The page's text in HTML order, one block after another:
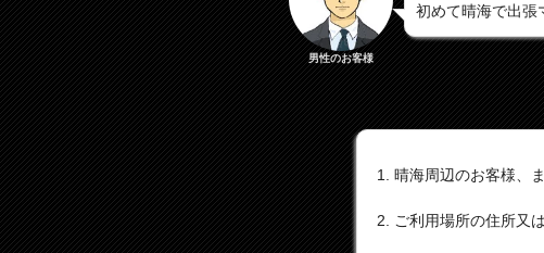
男性のお客様
初めて晴海で出張
晴海周辺のお客様、
ご利用場所の住所又